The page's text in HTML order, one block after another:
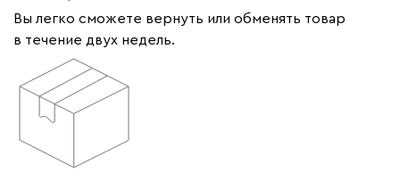
Вы легко сможете вернуть или обменять товар
в течение двух недель.